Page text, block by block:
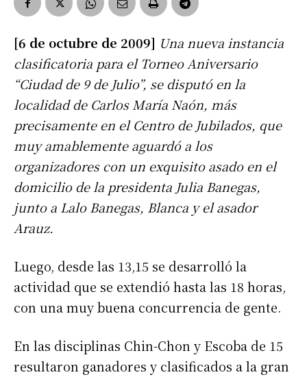
[6 de octubre de 2009] Una nueva instancia
clasificatoria para el Torneo Aniversario
“Ciudad de 9 de Julio”, se disputó en la
localidad de Carlos María Naón, más
precisamente en el Centro de Jubilados, que
muy amablemente aguardó a los
organizadores con un exquisito asado en el
domicilio de la presidenta Julia Banegas,
junto a Lalo Banegas, Blanca y el asador
Arauz.
Luego, desde las 13,15 se desarrolló la
actividad que se extendió hasta las 18 horas,
con una muy buena concurrencia de gente.
En las disciplinas Chin-Chon y Escoba de 15
resultaron ganadores y clasificados a la gran